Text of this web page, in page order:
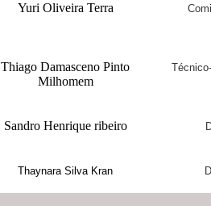
Yuri Oliveira Terra
Thiago Damasceno Pinto
Milhomem
Sandro Henrique ribeiro
Thaynara Silva Kran